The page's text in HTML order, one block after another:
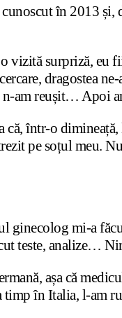
în 2013 și,
surpriză, eu
dragostea
n-am reușit… Apoi
într-o
pe soțul meu.
ginecolog mi-a
teste, analize…
așa că
în Italia, l-am